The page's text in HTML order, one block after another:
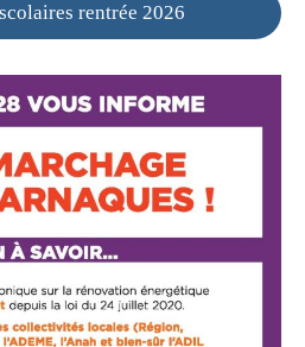
rentrée 2026